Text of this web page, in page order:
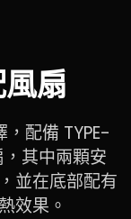
扇
配備 TYPE-
其中兩顆安
並在底部配有
效果。